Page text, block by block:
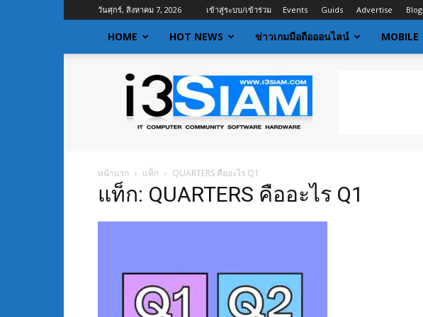
วันศุกร์, สิงหาคม 7, 2026 เข้าสู่ระบบ/เข้าร่วม Events Guids Advertise Blog
HOME HOT NEWS ข่าวเกมมือถือออนไลน์ MOBILE
I3siam
ข่าว
ไอที
ข่าวสาร
กับ
เทคโนโลยี
หน้าแรก แท็ก QUARTERS คืออะไร Q1
แท็ก: QUARTERS คืออะไร Q1